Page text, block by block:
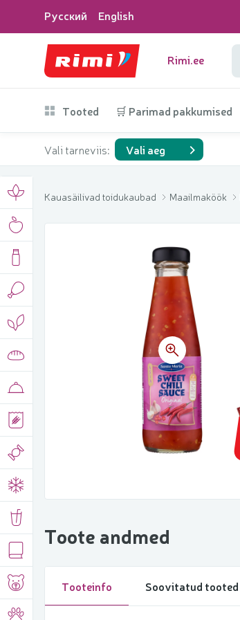
Русский English
Rimi.ee
Tooted 🛒 Parimad pakkumised
Vali tarneviis: Vali aeg
Kauasäilivad toidukaubad Maailmaköök
Toote andmed
Tooteinfo Soovitatud tooted